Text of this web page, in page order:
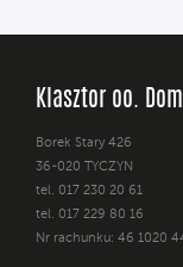
Klasztor oo.
Borek Stary 426
36-020 TYCZYN
tel. 017 230 20 61
tel. 017 229 80 16
Nr rachunku: 46 1020